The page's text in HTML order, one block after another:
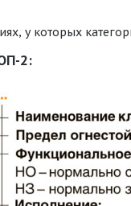
у которых
2: